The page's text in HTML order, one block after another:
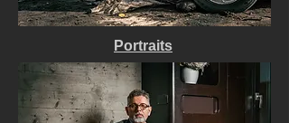
Portraits